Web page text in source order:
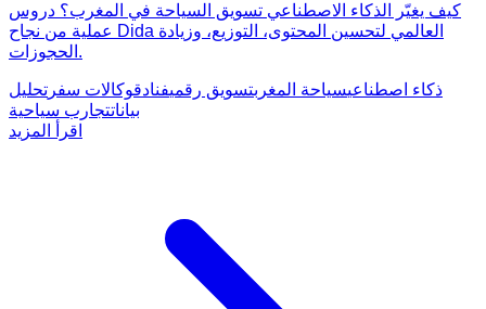
كيف يغيّر الذكاء الاصطناعي تسويق السياحة في المغرب؟ دروس
عملية من نجاح Dida العالمي لتحسين المحتوى، التوزيع، وزيادة
الحجوزات.
ذكاء اصطناعيسياحة المغربتسويق رقميفنادقوكالات سفر تحليل
بياناتتجارب سياحية
اقرأ المزيد